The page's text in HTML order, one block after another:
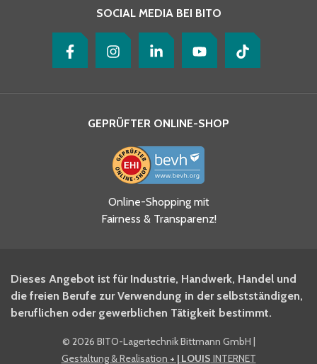
SOCIAL MEDIA BEI BITO
GEPRÜFTER ONLINE-SHOP
Online-Shopping mit
Fairness & Transparenz!
Dieses Angebot ist für Industrie, Handwerk, Handel und
die freien Berufe zur Verwendung in der selbstständigen,
beruflichen oder gewerblichen Tätigkeit bestimmt.
© 2026 BITO-Lagertechnik Bittmann GmbH |
Gestaltung & Realisation + | LOUIS INTERNET